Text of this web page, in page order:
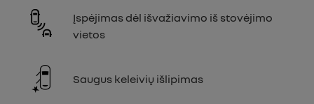
Įspėjimas dėl išvažiavimo iš stovėjimo
vietos
Saugus keleivių išlipimas